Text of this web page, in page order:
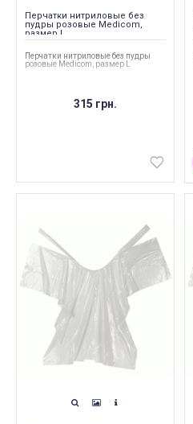
Перчатки нитриловые без
пудры розовые Medicom,
размер L
Перчатки нитриловые без пудры
розовые Medicom, размер L
315 грн.